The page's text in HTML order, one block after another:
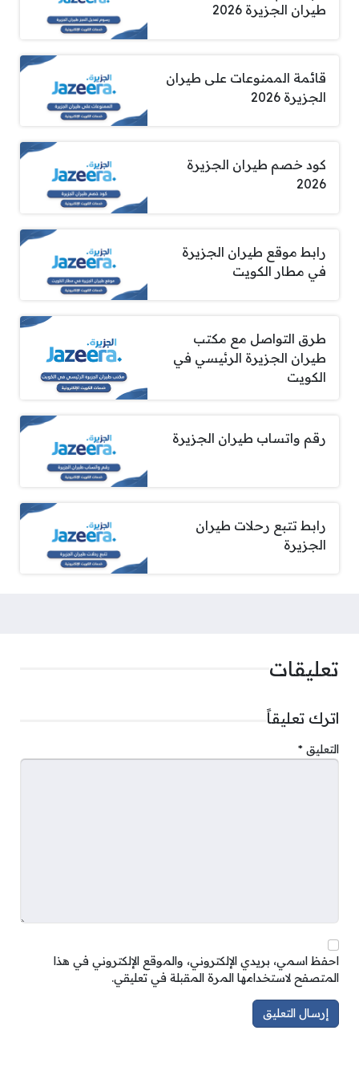
طيران الجزيرة 2026
قائمة الممنوعات على طيران
الجزيرة 2026
كود خصم طيران الجزيرة
2026
رابط موقع طيران الجزيرة
في مطار الكويت
طرق التواصل مع مكتب
طيران الجزيرة الرئيسي في
الكويت
رقم واتساب طيران الجزيرة
رابط تتبع رحلات طيران
الجزيرة
تعليقات
اترك تعليقاً
التعليق *
احفظ اسمي، بريدي الإلكتروني، والموقع الإلكتروني في هذا
المتصفح لاستخدامها المرة المقبلة في تعليقي.